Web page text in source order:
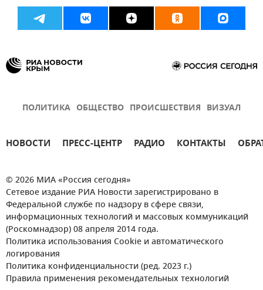
ПОЛИТИКА ОБЩЕСТВО ПРОИСШЕСТВИЯ ВИЗУАЛ
НОВОСТИ ПРЕСС-ЦЕНТР РАДИО КОНТАКТЫ
© 2026 МИА «Россия сегодня»
Сетевое издание РИА Новости зарегистрировано в
Федеральной службе по надзору в сфере связи,
информационных технологий и массовых коммуникаций
(Роскомнадзор) 08 апреля 2014 года.
Политика использования Cookie и автоматического
логирования
Политика конфиденциальности (ред. 2023 г.)
Правила применения рекомендательных технологий